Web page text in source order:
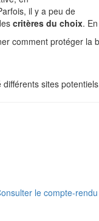
il y a peu de
critères du choix.
comment protéger la
sites
le compte-